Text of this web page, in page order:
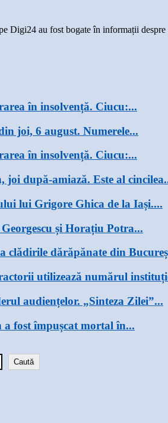
Digi24 au fost bogate în informații
în insolvență. Ciucu:...
joi, 6 august. Numerele...
în insolvență. Ciucu:...
după-amiază. Este al
lui Grigore Ghica de la Iași....
și Horațiu Potra...
clădirile dărăpănate din
utilizează numărul
audiențelor. „Sinteza Zilei”...
a fost împușcat mortal în...
Caută